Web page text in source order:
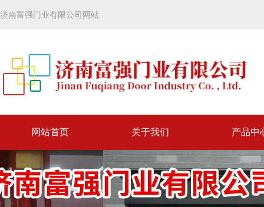
济南富强门业有限公司网站
网站首页 关于我们 产品中